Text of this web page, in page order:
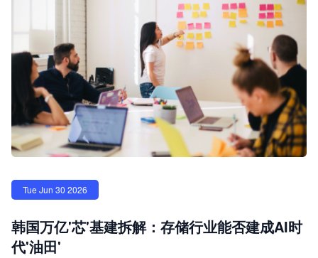
Tue Jun 30 2026
韩国万亿'芯'基建拆解：存储行业能否建成AI时
代'油田'